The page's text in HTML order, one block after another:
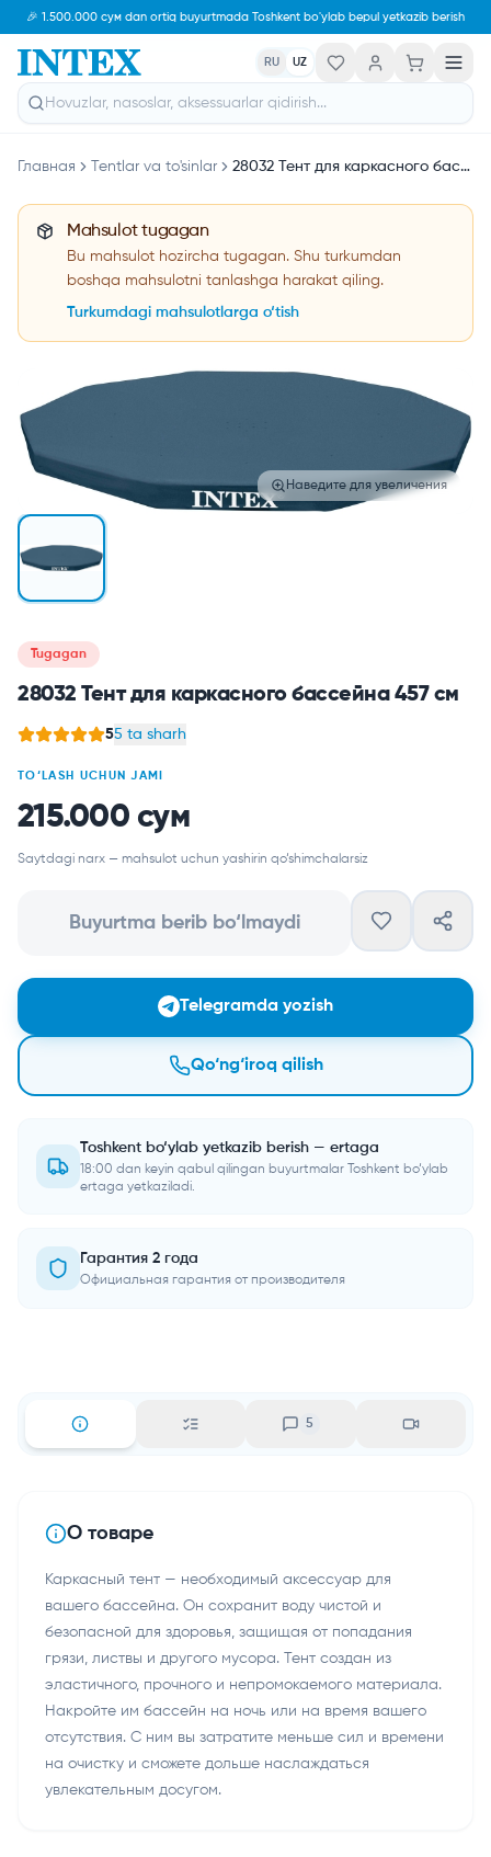
🎉 1.500.000 сум dan ortiq buyurtmada Toshkent bo'ylab bepul yetkazib berish
RU UZ
Главная Tentlar va to'sinlar 28032 Тент для каркасного бассейна 457 см
Mahsulot tugagan
Bu mahsulot hozircha tugagan. Shu turkumdan
boshqa mahsulotni tanlashga harakat qiling.
Turkumdagi mahsulotlarga o‘tish
Наведите для увеличения
Tugagan
28032 Тент для каркасного бассейна 457 см
55 ta sharh
TO‘LASH UCHUN JAMI
215.000 сум
Saytdagi narx — mahsulot uchun yashirin qo‘shimchalarsiz
Buyurtma berib bo‘lmaydi
Telegramda yozish
Qo‘ng‘iroq qilish
Toshkent bo‘ylab yetkazib berish — ertaga
18:00 dan keyin qabul qilingan buyurtmalar Toshkent bo‘ylab
ertaga yetkaziladi.
Гарантия 2 года
Официальная гарантия от производителя
5
О товаре
Каркасный тент — необходимый аксессуар для
вашего бассейна. Он сохранит воду чистой и
безопасной для здоровья, защищая от попадания
грязи, листвы и другого мусора. Тент создан из
эластичного, прочного и непромокаемого материала.
Накройте им бассейн на ночь или на время вашего
отсутствия. С ним вы затратите меньше сил и времени
на очистку и сможете дольше наслаждаться
увлекательным досугом.